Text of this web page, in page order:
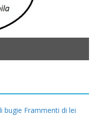
bugie Frammenti di lei